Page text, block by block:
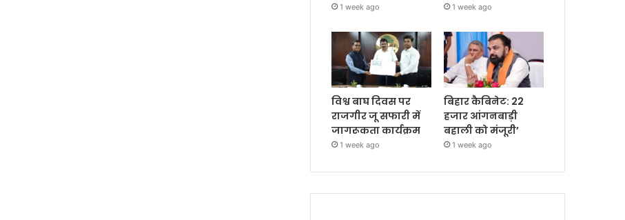
1 week ago 1 week ago
विश्व बाघ दिवस पर
राजगीर जू सफारी में
जागरूकता कार्यक्रम
1 week ago
बिहार कैबिनेट: 22
हजार आंगनबाड़ी
बहाली को मंजूरी’
1 week ago